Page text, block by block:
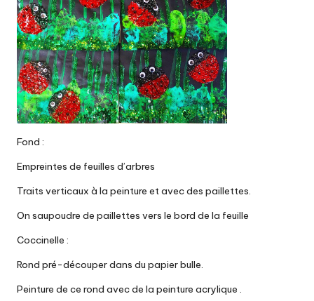
Fond :
Empreintes de feuilles d’arbres
Traits verticaux à la peinture et avec des paillettes.
On saupoudre de paillettes vers le bord de la feuille
Coccinelle :
Rond pré-découper dans du papier bulle.
Peinture de ce rond avec de la peinture acrylique .